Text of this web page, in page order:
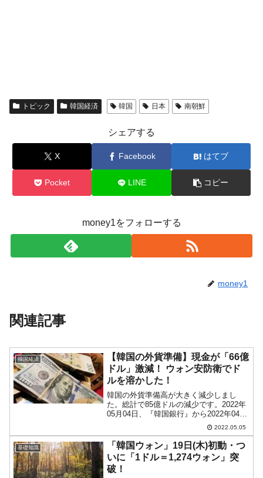
トピック 韓国経済 韓国 日本 南朝鮮
シェアする
X Facebook はてブ
Pocket LINE コピー
money1をフォローする
money1
関連記事
韓国経済
【韓国の外貨準備】現金が「66億
ドル」激減！ ウォン安防衛でド
ルを溶かした！
韓国の外貨準備高が大きく減少しまし
た。総計で85億ドルの減少です。2022年
05月04日、『韓国銀行』から2022年04月
末時点での外貨準備高が公表されまし
た。以下をご覧ください。2022年04月外
貨準備高：4,493億ドル(約58兆4,6...
2022.05.05
基礎知識
「韓国ウォン」19日(木)初動・つ
いに「1ドル＝1,274ウォン」突
破！